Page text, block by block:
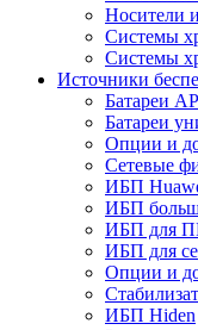
Носители
Системы
Системы
Источники
Батареи
Батареи
Опции и
Сетевые
ИБП
ИБП
ИБП для
ИБП для
Опции и
ИБП Hiden